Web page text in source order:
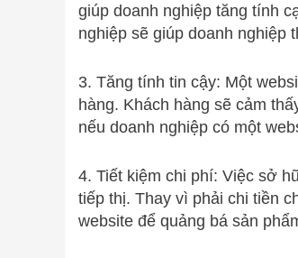
giúp doanh nghiệp tăng tính
nghiệp sẽ giúp doanh nghiệp
3. Tăng tính tin cậy: Một
hàng. Khách hàng sẽ cảm
nếu doanh nghiệp có một
4. Tiết kiệm chi phí: Việc sở
tiếp thị. Thay vì phải chi tiền
website để quảng bá sản